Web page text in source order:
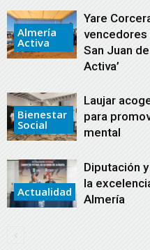
Almería
Activa
Yare
vencedores
San Juan
Activa’
Bienestar
Social
Laujar
para
mental
Actualidad
Diputación
la
Almería